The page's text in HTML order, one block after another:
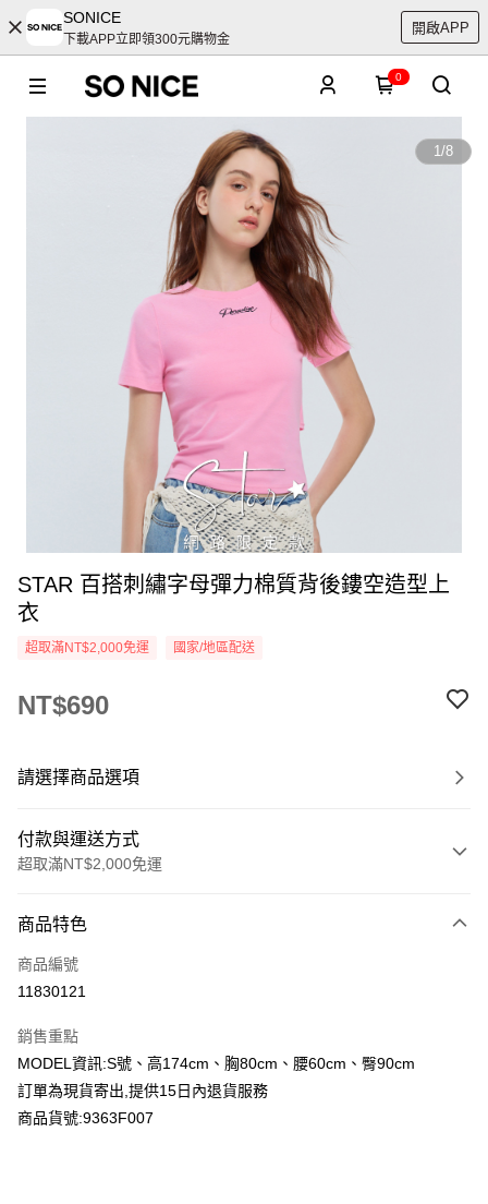
SONICE
下載APP立即領300元購物金
開啟APP
0
1/8
STAR 百搭刺繡字母彈力棉質背後鏤空造型上
衣
超取滿NT$2,000免運 國家/地區配送
NT$690
請選擇商品選項
付款與運送方式
超取滿NT$2,000免運
信用卡一次付款
超商取貨付款
Apple Pay
Google Pay
商品特色
商品編號
11830121
銷售重點
MODEL資訊:S號、高174cm、胸80cm、腰60cm、臀90cm
訂單為現貨寄出,提供15日內退貨服務
商品貨號:9363F007